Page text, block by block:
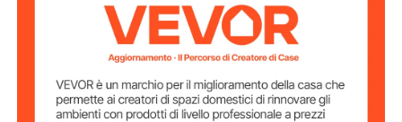
5- 5/8” L senza albero
3" attraverso il corpo
3 -3/8” sulla superficie di